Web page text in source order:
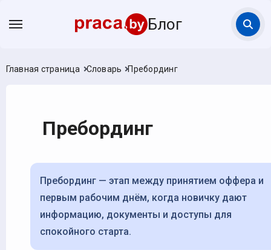
Блог
Главная страница Словарь Пребординг
Пребординг
Пребординг — этап между принятием оффера и
первым рабочим днём, когда новичку дают
информацию, документы и доступы для
спокойного старта.